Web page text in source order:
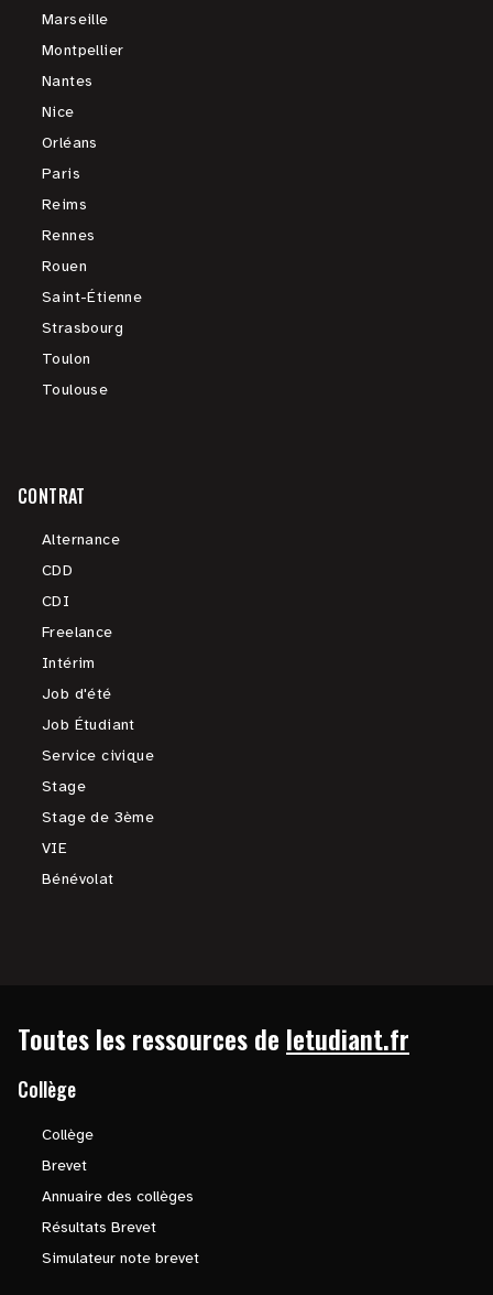
Marseille
Montpellier
Nantes
Nice
Orléans
Paris
Reims
Rennes
Rouen
Saint-Étienne
Strasbourg
Toulon
Toulouse
CONTRAT
Alternance
CDD
CDI
Freelance
Intérim
Job d'été
Job Étudiant
Service civique
Stage
Stage de 3ème
VIE
Bénévolat
Toutes les ressources de letudiant.fr
Collège
Collège
Brevet
Annuaire des collèges
Résultats Brevet
Simulateur note brevet